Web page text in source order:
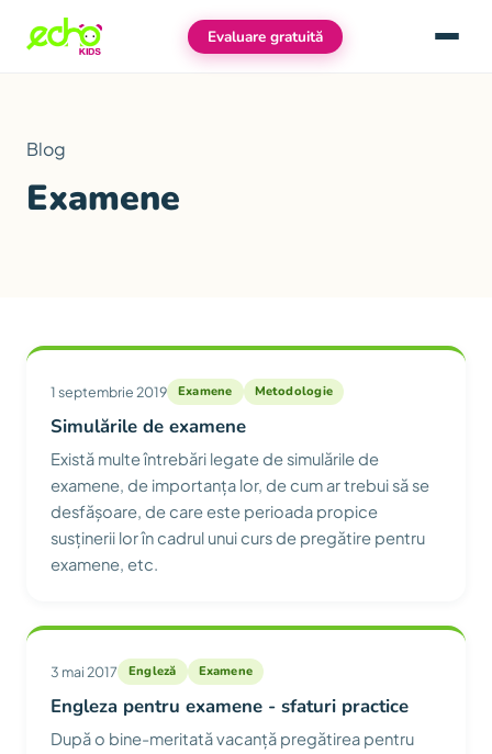
Evaluare gratuită Meniu
Blog
Examene
Articole din categoria Examene
1 septembrie 2019 Examene Metodologie
Simulările de examene
Există multe întrebări legate de simulările de
examene, de importanța lor, de cum ar trebui să se
desfășoare, de care este perioada propice
susținerii lor în cadrul unui curs de pregătire pentru
examene, etc.
3 mai 2017 Engleză Examene
Engleza pentru examene - sfaturi practice
După o bine-meritată vacanță pregătirea pentru